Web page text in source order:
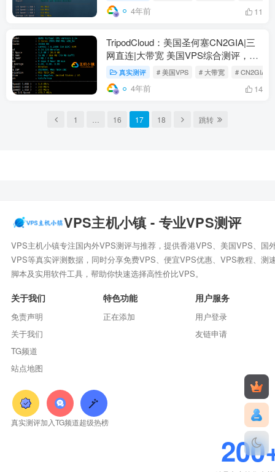
4年前 11
TripodCloud：美国圣何塞CN2GIA|三
网直连|大带宽 美国VPS综合测评，
TripodCloud到底好不好？
真实测评 # 美国VPS # 大带宽 # CN2GIA
4年前 14
1 16 17 18 跳转
VPS主机小镇 - 专业VPS测评
VPS主机小镇专注国内外VPS测评与推荐，提供香港VPS、美国VPS、国
VPS等真实评测数据，同时分享免费VPS、便宜VPS优惠、VPS教程、测
脚本及实用软件工具，帮助你快速选择高性价比VPS。
关于我们
免责声明
关于我们
TG频道
站点地图
特色功能
正在添加
用户服务
用户登录
友链申请
真实测评加入TG频道超级热榜